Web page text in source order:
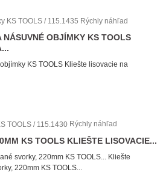
Rýchly náhľad
NÁSUVNÉ OBJÍMKY KS TOOLS
KS TOOLS Kliešte lisovacie na
Rýchly náhľad
KS TOOLS KLIEŠTE LISOVACIE...
svorky, 220mm KS TOOLS... Kliešte
220mm KS TOOLS...